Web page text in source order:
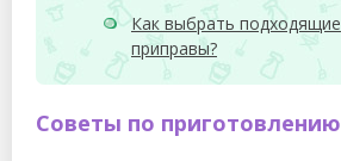
Как выбрать подходящие
приправы?
Советы по приготовлению